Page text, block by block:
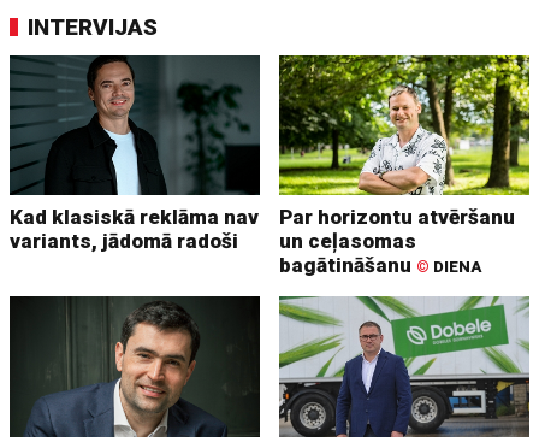
INTERVIJAS
Kad klasiskā reklāma nav
variants, jādomā radoši
Par horizontu atvēršanu
un ceļasomas
bagātināšanu © DIENA